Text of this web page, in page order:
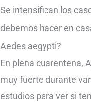
Se intensifican los
debemos hacer en
Aedes aegypti?
En plena cuarentena,
muy fuerte durante
estudios para ver si